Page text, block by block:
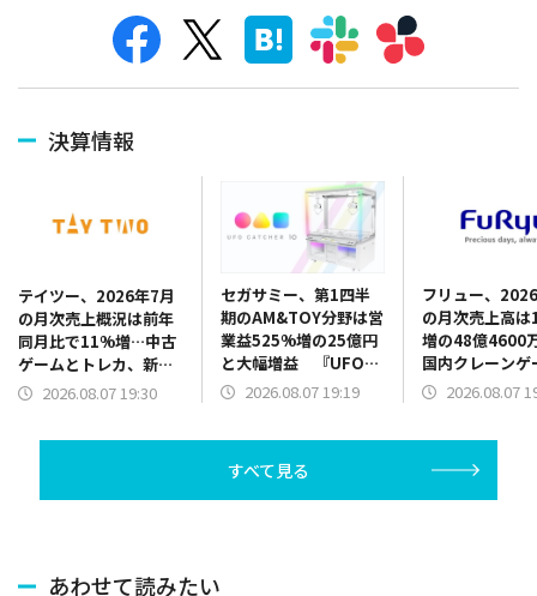
決算情報
テイツー、2026年7月
の月次売上概況は前年
同月比で11%増…中古
ゲームとトレカ、新品
トレカがけん引
2026.08.07 19:30
セガサミー、第1四半
期のAM&TOY分野は営
業益525%増の25億円
と大幅増益 『UFO
CATCHER 10』販売好
2026.08.07 19:19
フリュー、
の月次売上高
増の48億4600
国内クレーンゲ
品が販売好調、
2026.08.07
すべて見る
あわせて読みたい